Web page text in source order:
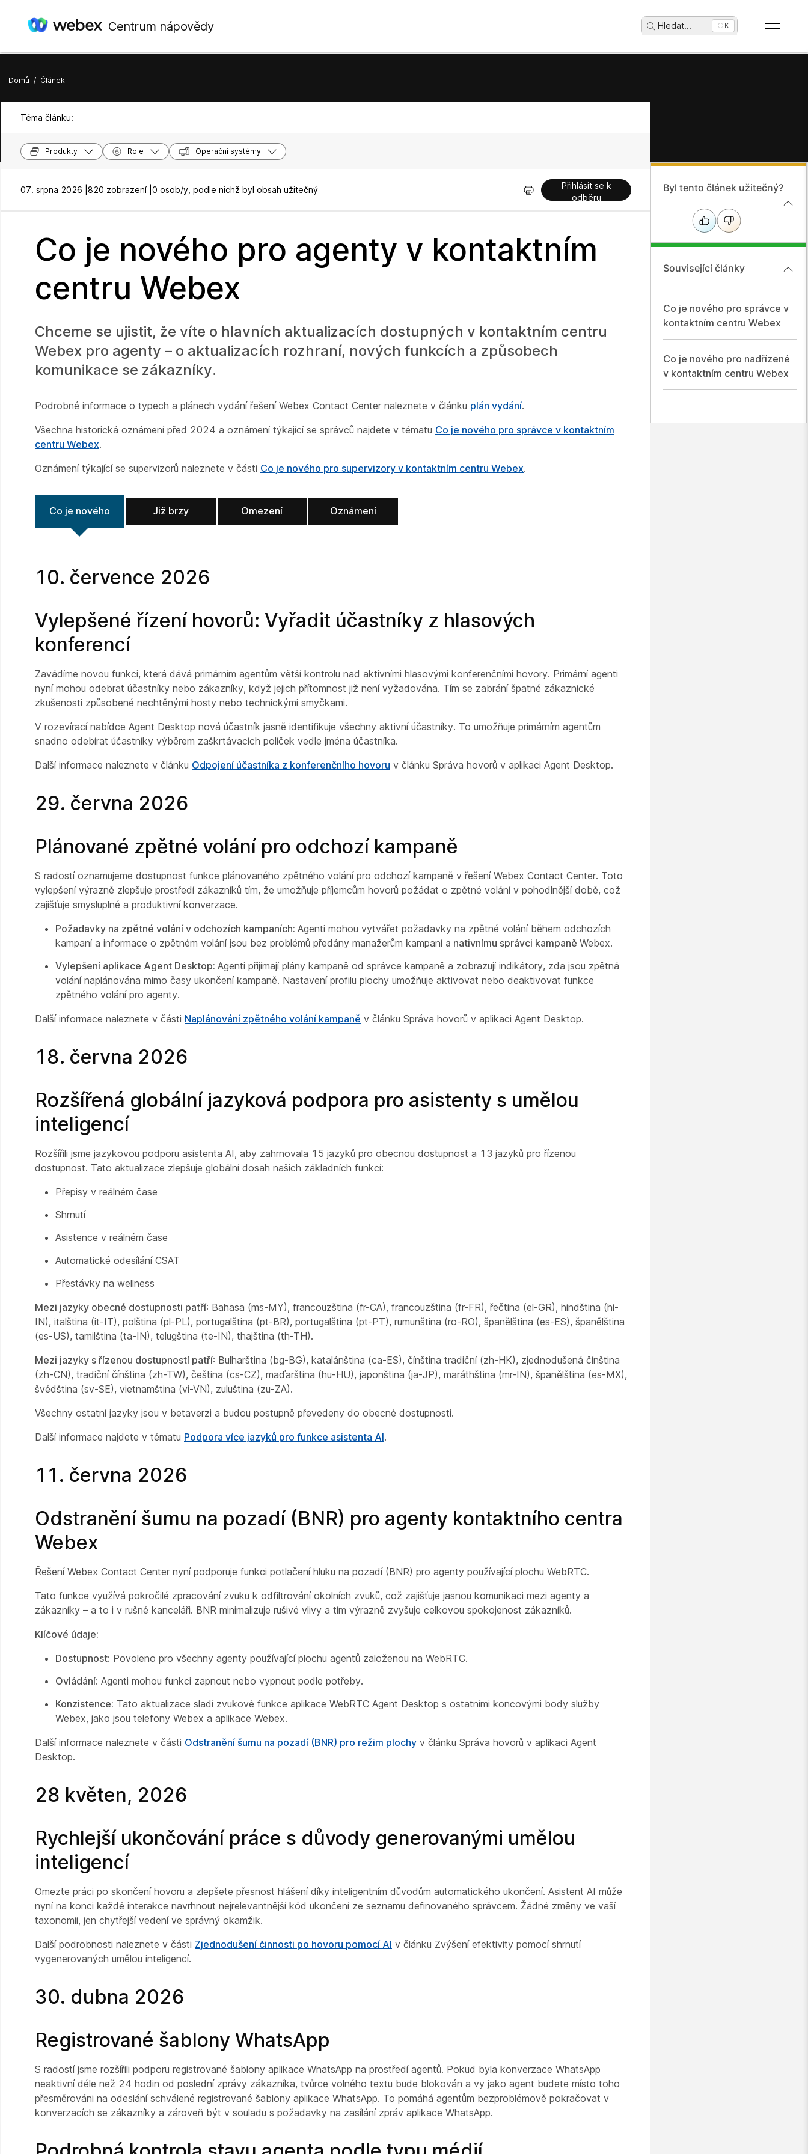
Centrum nápovědy Hledat... ⌘K
Domů / Článek
Téma článku:
Produkty Role Operační systémy
07. srpna 2026 | 820 zobrazení | 0 osob/y, podle nichž byl obsah užitečný
Přihlásit se k
odběru
Co je nového pro agenty v kontaktním
centru Webex
Chceme se ujistit, že víte o hlavních aktualizacích dostupných v kontaktním centru
Webex pro agenty – o aktualizacích rozhraní, nových funkcích a způsobech
komunikace se zákazníky.
Podrobné informace o typech a plánech vydání řešení Webex Contact Center naleznete v článku plán vydání.
Všechna historická oznámení před 2024 a oznámení týkající se správců najdete v tématu Co je nového pro správce v kontaktním
centru Webex.
Oznámení týkající se supervizorů naleznete v části Co je nového pro supervizory v kontaktním centru Webex.
Co je nového Již brzy Omezení Oznámení
10. července 2026
Vylepšené řízení hovorů: Vyřadit účastníky z hlasových
konferencí
Zavádíme novou funkci, která dává primárním agentům větší kontrolu nad aktivními hlasovými konferenčními hovory. Primární agenti
nyní mohou odebrat účastníky nebo zákazníky, když jejich přítomnost již není vyžadována. Tím se zabrání špatné zákaznické
zkušenosti způsobené nechtěnými hosty nebo technickými smyčkami.
V rozevírací nabídce Agent Desktop nová účastník jasně identifikuje všechny aktivní účastníky. To umožňuje primárním agentům
snadno odebírat účastníky výběrem zaškrtávacích políček vedle jména účastníka.
Další informace naleznete v článku Odpojení účastníka z konferenčního hovoru v článku Správa hovorů v aplikaci Agent Desktop.
29. června 2026
Plánované zpětné volání pro odchozí kampaně
S radostí oznamujeme dostupnost funkce plánovaného zpětného volání pro odchozí kampaně v řešení Webex Contact Center. Toto
vylepšení výrazně zlepšuje prostředí zákazníků tím, že umožňuje příjemcům hovorů požádat o zpětné volání v pohodlnější době, což
zajišťuje smysluplné a produktivní konverzace.
Požadavky na zpětné volání v odchozích kampaních: Agenti mohou vytvářet požadavky na zpětné volání během odchozích
kampaní a informace o zpětném volání jsou bez problémů předány manažerům kampaní a nativnímu správci kampaně Webex.
Vylepšení aplikace Agent Desktop: Agenti přijímají plány kampaně od správce kampaně a zobrazují indikátory, zda jsou zpětná
volání naplánována mimo časy ukončení kampaně. Nastavení profilu plochy umožňuje aktivovat nebo deaktivovat funkce
zpětného volání pro agenty.
Další informace naleznete v části Naplánování zpětného volání kampaně v článku Správa hovorů v aplikaci Agent Desktop.
18. června 2026
Rozšířená globální jazyková podpora pro asistenty s umělou
inteligencí
Rozšířili jsme jazykovou podporu asistenta AI, aby zahrnovala 15 jazyků pro obecnou dostupnost a 13 jazyků pro řízenou
dostupnost. Tato aktualizace zlepšuje globální dosah našich základních funkcí:
Přepisy v reálném čase
Shrnutí
Asistence v reálném čase
Automatické odesílání CSAT
Přestávky na wellness
Mezi jazyky obecné dostupnosti patří: Bahasa (ms-MY), francouzština (fr-CA), francouzština (fr-FR), řečtina (el-GR), hindština (hi-
IN), italština (it-IT), polština (pl-PL), portugalština (pt-BR), portugalština (pt-PT), rumunština (ro-RO), španělština (es-ES), španělština
(es-US), tamilština (ta-IN), telugština (te-IN), thajština (th-TH).
Mezi jazyky s řízenou dostupností patří: Bulharština (bg-BG), katalánština (ca-ES), čínština tradiční (zh-HK), zjednodušená čínština
(zh-CN), tradiční čínština (zh-TW), čeština (cs-CZ), maďarština (hu-HU), japonština (ja-JP), maráthština (mr-IN), španělština (es-MX),
švédština (sv-SE), vietnamština (vi-VN), zuluština (zu-ZA).
Všechny ostatní jazyky jsou v betaverzi a budou postupně převedeny do obecné dostupnosti.
Další informace najdete v tématu Podpora více jazyků pro funkce asistenta AI.
11. června 2026
Odstranění šumu na pozadí (BNR) pro agenty kontaktního centra
Webex
Řešení Webex Contact Center nyní podporuje funkci potlačení hluku na pozadí (BNR) pro agenty používající plochu WebRTC.
Tato funkce využívá pokročilé zpracování zvuku k odfiltrování okolních zvuků, což zajišťuje jasnou komunikaci mezi agenty a
zákazníky – a to i v rušné kanceláři. BNR minimalizuje rušivé vlivy a tím výrazně zvyšuje celkovou spokojenost zákazníků.
Klíčové údaje:
Dostupnost: Povoleno pro všechny agenty používající plochu agentů založenou na WebRTC.
Ovládání: Agenti mohou funkci zapnout nebo vypnout podle potřeby.
Konzistence: Tato aktualizace sladí zvukové funkce aplikace WebRTC Agent Desktop s ostatními koncovými body služby
Webex, jako jsou telefony Webex a aplikace Webex.
Další informace naleznete v části Odstranění šumu na pozadí (BNR) pro režim plochy v článku Správa hovorů v aplikaci Agent
Desktop.
28 květen, 2026
Rychlejší ukončování práce s důvody generovanými umělou
inteligencí
Omezte práci po skončení hovoru a zlepšete přesnost hlášení díky inteligentním důvodům automatického ukončení. Asistent AI může
nyní na konci každé interakce navrhnout nejrelevantnější kód ukončení ze seznamu definovaného správcem. Žádné změny ve vaší
taxonomii, jen chytřejší vedení ve správný okamžik.
Další podrobnosti naleznete v části Zjednodušení činnosti po hovoru pomocí AI v článku Zvýšení efektivity pomocí shrnutí
vygenerovaných umělou inteligencí.
30. dubna 2026
Registrované šablony WhatsApp
S radostí jsme rozšířili podporu registrované šablony aplikace WhatsApp na prostředí agentů. Pokud byla konverzace WhatsApp
neaktivní déle než 24 hodin od poslední zprávy zákazníka, tvůrce volného textu bude blokován a vy jako agent budete místo toho
přesměrováni na odeslání schválené registrované šablony aplikace WhatsApp. To pomáhá agentům bezproblémově pokračovat v
konverzacích se zákazníky a zároveň být v souladu s požadavky na zasílání zpráv aplikace WhatsApp.
Byl tento článek užitečný?
Související články
Co je nového pro správce v
kontaktním centru Webex
Co je nového pro nadřízené
v kontaktním centru Webex